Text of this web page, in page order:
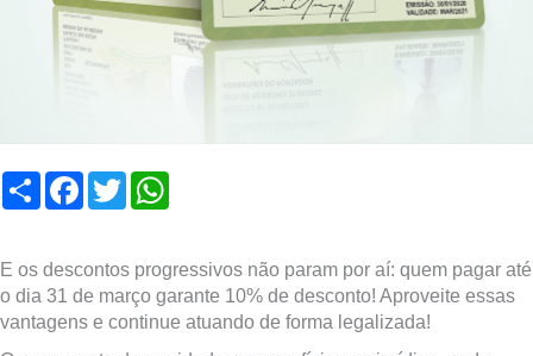
Compartilhar
Facebook
Twitter
E os descontos progressivos não param por aí: quem pagar até
o dia 31 de março garante 10% de desconto! Aproveite essas
vantagens e continue atuando de forma legalizada!